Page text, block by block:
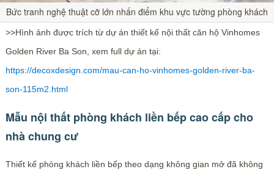
Bức tranh nghệ thuật cỡ lớn nhấn điểm khu vực tường phòng khách
>>Hình ảnh được trích từ dự án thiết kế nội thất căn hộ Vinhomes
Golden River Ba Son, xem full dự án tại:
https://decoxdesign.com/mau-can-ho-vinhomes-golden-river-ba-
son-115m2.html
Mẫu nội thất phòng khách liền bếp cao cấp cho
nhà chung cư
Thiết kế phòng khách liền bếp theo dạng không gian mở đã không